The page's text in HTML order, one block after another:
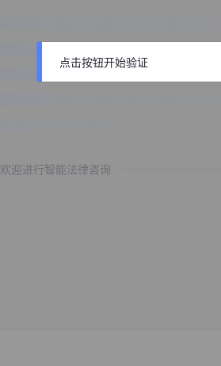
欢迎进行智能法律咨询
点击按钮开始验证